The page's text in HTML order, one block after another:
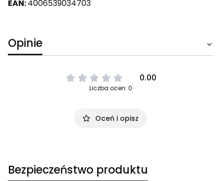
EAN:4006539034703
Opinie
0.00
Liczba ocen: 0
Oceń i opisz
Bezpieczeństwo produktu